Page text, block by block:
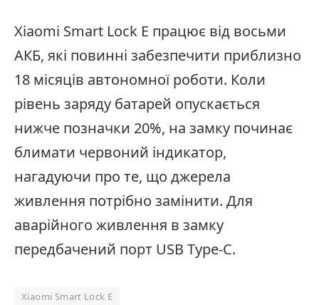
Xiaomi Smart Lock E працює від восьми
АКБ, які повинні забезпечити приблизно
18 місяців автономної роботи. Коли
рівень заряду батарей опускається
нижче позначки 20%, на замку починає
блимати червоний індикатор,
нагадуючи про те, що джерела
живлення потрібно замінити. Для
аварійного живлення в замку
передбачений порт USB Type-C.
Xiaomi Smart Lock E